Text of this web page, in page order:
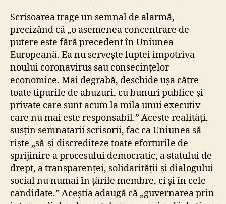
Scrisoarea trage un semnal de alarmă,
precizând că „o asemenea concentrare de
putere este fără precedent în Uniunea
Europeană. Ea nu servește luptei impotriva
noului coronavirus sau consecințelor
economice. Mai degrabă, deschide ușa către
toate tipurile de abuzuri, cu bunuri publice și
private care sunt acum la mila unui executiv
care nu mai este responsabil.” Aceste realități,
susțin semnatarii scrisorii, fac ca Uniunea să
riște „să-și discrediteze toate eforturile de
sprijinire a procesului democratic, a statului de
drept, a transparenței, solidarității și dialogului
social nu numai în țările membre, ci și în cele
candidate.” Aceștia adaugă că „guvernarea prin